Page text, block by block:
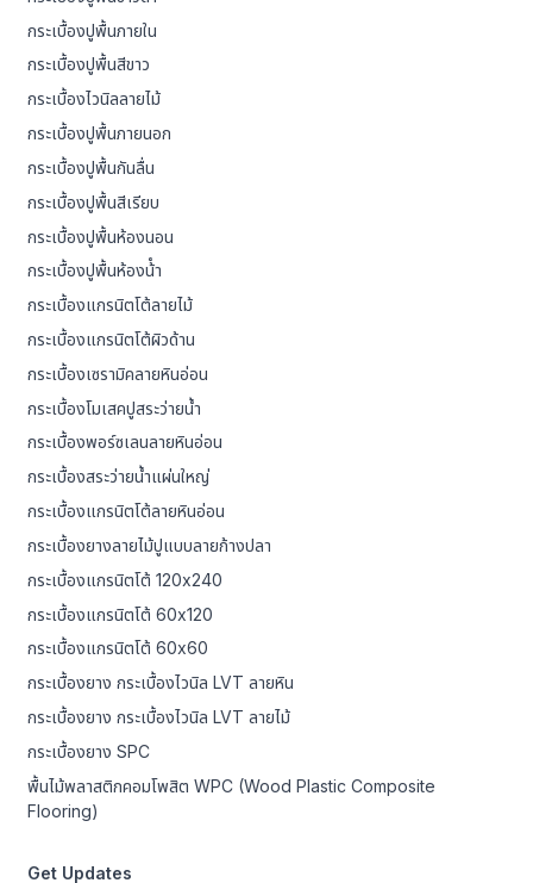
กระเบื้องปูพื้นภายใน
กระเบื้องปูพื้นสีขาว
กระเบื้องไวนิลลายไม้
กระเบื้องปูพื้นภายนอก
กระเบื้องปูพื้นกันลื่น
กระเบื้องปูพื้นสีเรียบ
กระเบื้องปูพื้นห้องนอน
กระเบื้องปูพื้นห้องน้ํา
กระเบื้องแกรนิตโต้ลายไม้
กระเบื้องแกรนิตโต้ผิวด้าน
กระเบื้องเซรามิคลายหินอ่อน
กระเบื้องโมเสคปูสระว่ายน้ำ
กระเบื้องพอร์ซเลนลายหินอ่อน
กระเบื้องสระว่ายน้ำแผ่นใหญ่
กระเบื้องแกรนิตโต้ลายหินอ่อน
กระเบื้องยางลายไม้ปูแบบลายก้างปลา
กระเบื้องแกรนิตโต้ 120x240
กระเบื้องแกรนิตโต้ 60x120
กระเบื้องแกรนิตโต้ 60x60
กระเบื้องยาง กระเบื้องไวนิล LVT ลายหิน
กระเบื้องยาง กระเบื้องไวนิล LVT ลายไม้
กระเบื้องยาง SPC
พื้นไม้พลาสติกคอมโพสิต WPC (Wood Plastic Composite
Flooring)
Get Updates